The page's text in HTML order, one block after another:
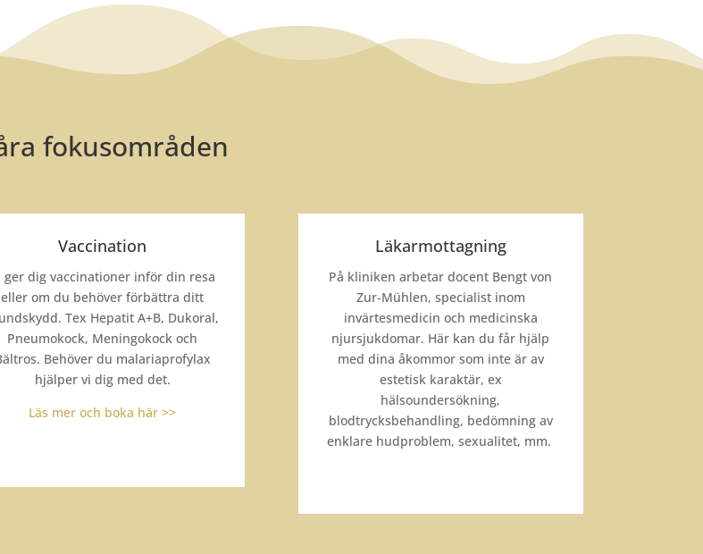
fokusområden
Vaccination
ger dig vaccinationer inför din resa
eller om du behöver förbättra ditt
Tex Hepatit A+B, Dukoral,
Pneumokock, Meningokock och
Behöver du malariaprofylax
hjälper vi dig med det.
Läs mer och boka här >>
Läkarmottagning
På kliniken arbetar docent Bengt von
Zur-Mühlen, specialist inom
invärtesmedicin och medicinska
njursjukdomar. Här kan du får hjälp
med dina åkommor som inte är av
estetisk karaktär, ex
hälsoundersökning,
blodtrycksbehandling, bedömning av
enklare hudproblem, sexualitet, mm.